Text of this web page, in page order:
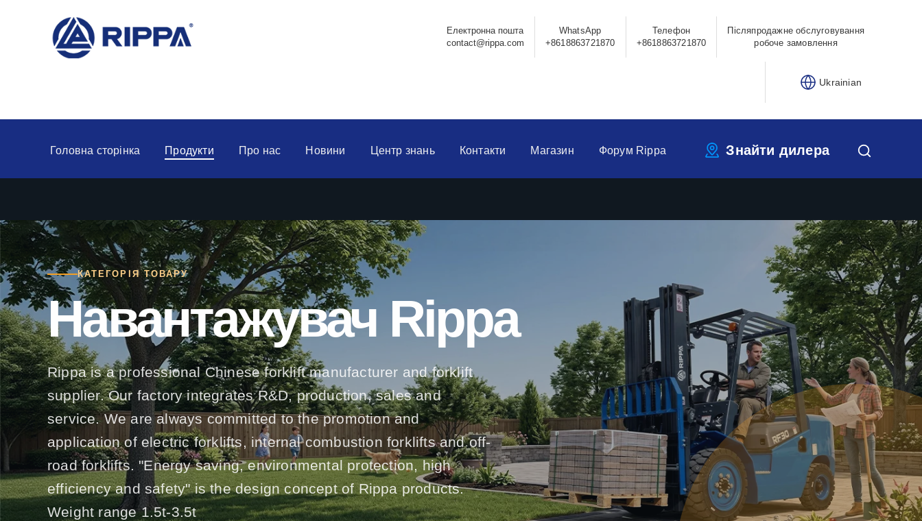
Електронна пошта
contact@rippa.com
WhatsApp
+8618863721870
Телефон
+8618863721870
Післяпродажне обслуговування
робоче замовлення
Ukrainian
Головна сторінка Продукти Про нас Новини Центр знань Контакти Магазин Форум Rippa Знайти дилера
КАТЕГОРІЯ ТОВАРУ
Навантажувач Rippa
Rippa is a professional Chinese forklift manufacturer and forklift
supplier. Our factory integrates R&D, production, sales and
service. We are always committed to the promotion and
application of electric forklifts, internal combustion forklifts and off-
road forklifts. "Energy saving, environmental protection, high
efficiency and safety" is the design concept of Rippa products.
Weight range 1.5t-3.5t